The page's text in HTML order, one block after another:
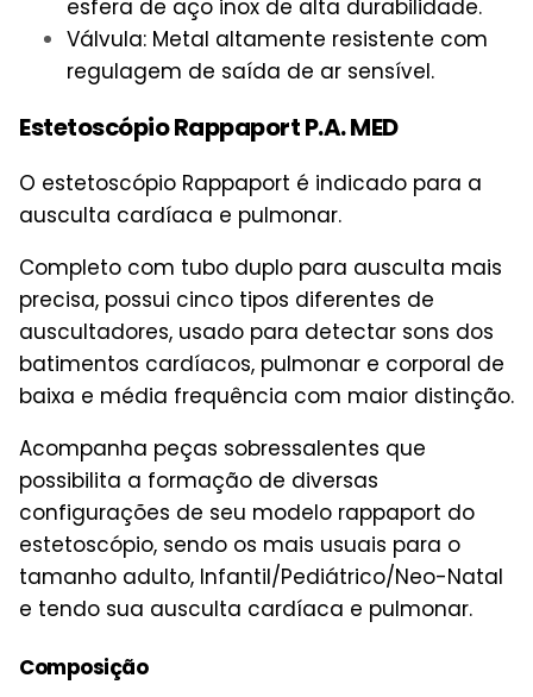
esfera de aço inox de alta durabilidade.
Válvula: Metal altamente resistente com
regulagem de saída de ar sensível.
Estetoscópio Rappaport P.A. MED
O estetoscópio Rappaport é indicado para a
ausculta cardíaca e pulmonar.
Completo com tubo duplo para ausculta mais
precisa, possui cinco tipos diferentes de
auscultadores, usado para detectar sons dos
batimentos cardíacos, pulmonar e corporal de
baixa e média frequência com maior distinção.
Acompanha peças sobressalentes que
possibilita a formação de diversas
configurações de seu modelo rappaport do
estetoscópio, sendo os mais usuais para o
tamanho adulto, Infantil/Pediátrico/Neo-Natal
e tendo sua ausculta cardíaca e pulmonar.
Composição